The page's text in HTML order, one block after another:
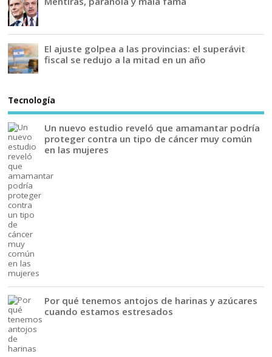
El ajuste golpea a las provincias: el superávit
fiscal se redujo a la mitad en un año
Tecnología
Un nuevo estudio reveló que amamantar podría
proteger contra un tipo de cáncer muy común
en las mujeres
Por qué tenemos antojos de harinas y azúcares
cuando estamos estresados